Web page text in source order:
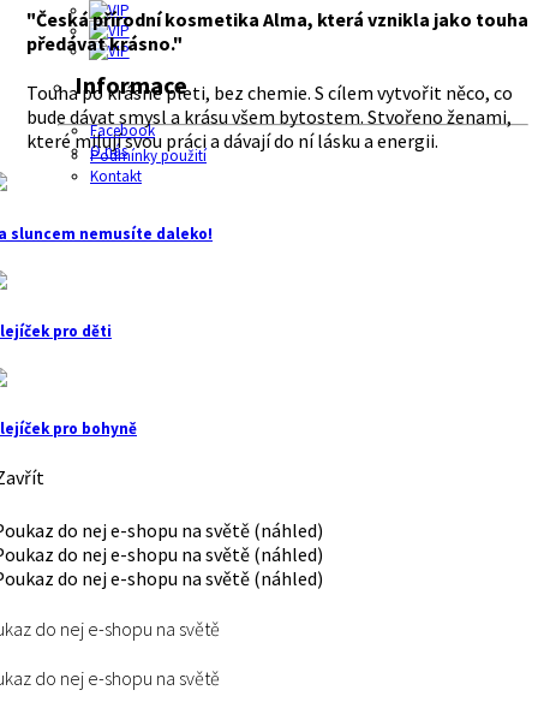
Informace
Facebook
O nás
Podmínky použití
Kontakt
"Česká přírodní kosmetika Alma, která vznikla jako touha
předávat krásno."
Touha po krásné pleti, bez chemie. S cílem vytvořit něco, co
bude dávat smysl a krásu všem bytostem. Stvořeno ženami,
které milují svou práci a dávají do ní lásku a energii.
sluncem nemusíte daleko!
pro děti
pro bohyně
do nej e-shopu na světě
do nej e-shopu na světě